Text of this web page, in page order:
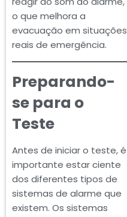
o que melhora a
evacuação em situações
reais de emergência.
Preparando-
se para o
Teste
Antes de iniciar o teste, é
importante estar ciente
dos diferentes tipos de
sistemas de alarme que
existem. Os sistemas